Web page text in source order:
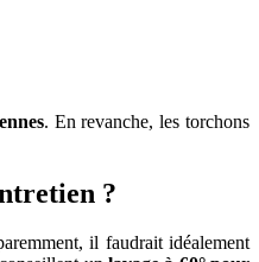
. En revanche, les torchons
?
il faudrait idéalement